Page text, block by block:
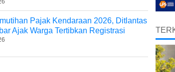
Pajak Kendaraan 2026, Ditlantas
Ajak Warga Tertibkan Registrasi